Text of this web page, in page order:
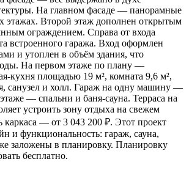
На главном фасаде — панорамные
этажах. Второй этаж дополнен открытым
ограждением. Справа от входа
встроенного гаража. Вход оформлен
и утоплен в объём здания, что
На первом этаже по плану —
кухня площадью 19 м², комната 9,6 м²,
санузел и холл. Гараж на одну машину —
— спальни и баня-сауна. Терраса на
устроить зону отдыха на свежем
каркаса — от 3 043 200 ₽. Этот проект
и функциональность: гараж, сауна,
заложены в планировку. Планировку
бесплатно.